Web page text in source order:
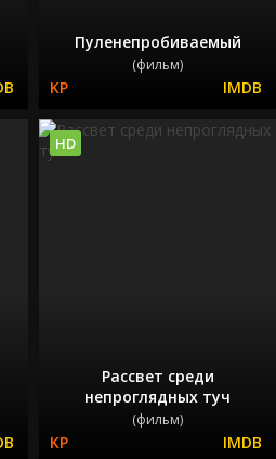
Пуленепробиваемый
(фильм)
Рассвет среди
непроглядных туч
(фильм)
HD